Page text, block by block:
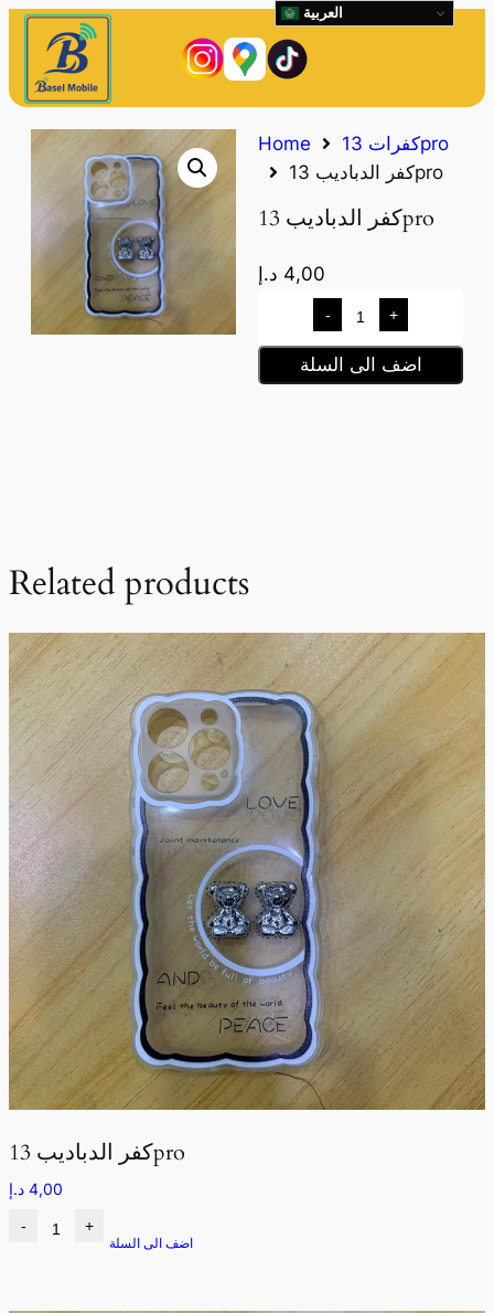
Home
كفرات 13pro
كفر الدباديب 13pro
كفر الدباديب 13pro
4,00 د.إ
- +
اضف الى السلة
Related products
كفر الدباديب 13pro
4,00 د.إ
- +
اضف الى السلة
العربية